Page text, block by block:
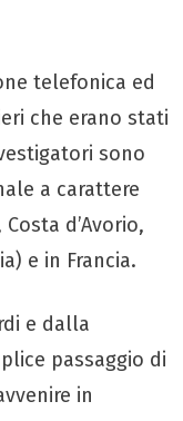
telefonica ed
che erano stati
sono
a carattere
d’Avorio,
e in Francia.
e dalla
passaggio di
in